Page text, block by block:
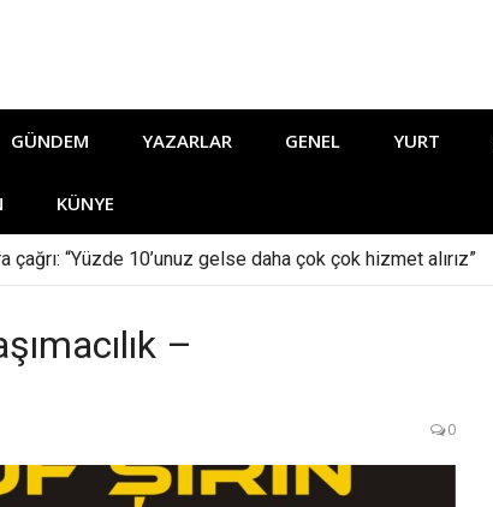
GÜNDEM YAZARLAR GENEL YURT
KÜNYE
çağrı: “Yüzde 10’unuz gelse daha çok çok hizmet alırız”
–
0